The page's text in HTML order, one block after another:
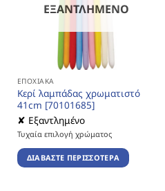
ΕΞΑΝΤΛΗΜΈΝΟ
ΕΠΟΧΙΑΚΆ
Κερί λαμπάδας χρωματιστό
41cm [70101685]
✘ Εξαντλημένο
Τυχαία επιλογή χρώματος
ΔΙΑΒΆΣΤΕ ΠΕΡΙΣΣΌΤΕΡΑ